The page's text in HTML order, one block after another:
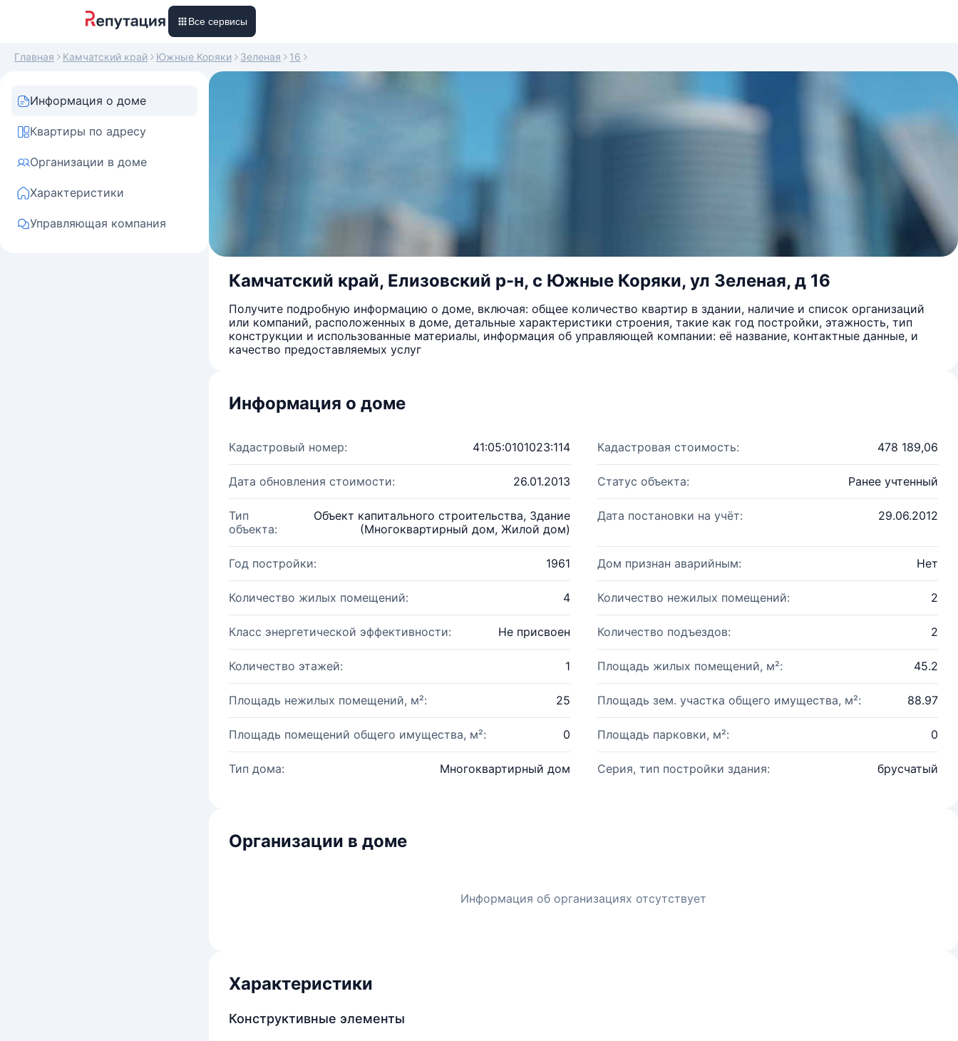
Все сервисы
Главная Камчатский край Южные Коряки Зеленая 16
Информация о доме
Квартиры по адресу
Организации в доме
Характеристики
Управляющая компания
Камчатский край, Елизовский р-н, с Южные Коряки, ул Зеленая, д 16
Получите подробную информацию о доме, включая: общее количество квартир в здании, наличие и список организаций
или компаний, расположенных в доме, детальные характеристики строения, такие как год постройки, этажность, тип
конструкции и использованные материалы, информация об управляющей компании: её название, контактные данные, и
качество предоставляемых услуг
Информация о доме
Кадастровый номер: 41:05:0101023:114 Кадастровая стоимость: 478 189,06
Дата обновления стоимости: 26.01.2013 Статус объекта: Ранее учтенный
Тип
объекта:
Объект капитального строительства, Здание
(Многоквартирный дом, Жилой дом)
Дата постановки на учёт: 29.06.2012
Год постройки: 1961 Дом признан аварийным: Нет
Количество жилых помещений: 4 Количество нежилых помещений: 2
Класс энергетической эффективности: Не присвоен Количество подъездов: 2
Количество этажей: 1 Площадь жилых помещений, м²: 45.2
Площадь нежилых помещений, м²: 25 Площадь зем. участка общего имущества, м²: 88.97
Площадь помещений общего имущества, м²: 0 Площадь парковки, м²: 0
Тип дома: Многоквартирный дом Серия, тип постройки здания: брусчатый
Организации в доме
Информация об организациях отсутствует
Характеристики
Конструктивные элементы